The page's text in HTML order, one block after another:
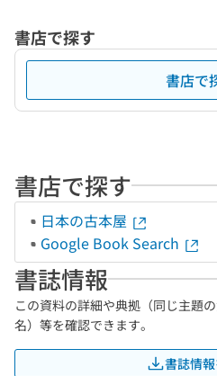
書店で探す
書店で
書店で探す
日本の古本屋
Google Book Search
書誌情報
この資料の詳細や典拠（同じ主題
名）等を確認できます。
書誌情